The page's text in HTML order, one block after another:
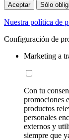
Aceptar Sólo
Nuestra política de
Configuración de
Marketing a
Con tu
promociones
productos
personales
externos y
siempre que